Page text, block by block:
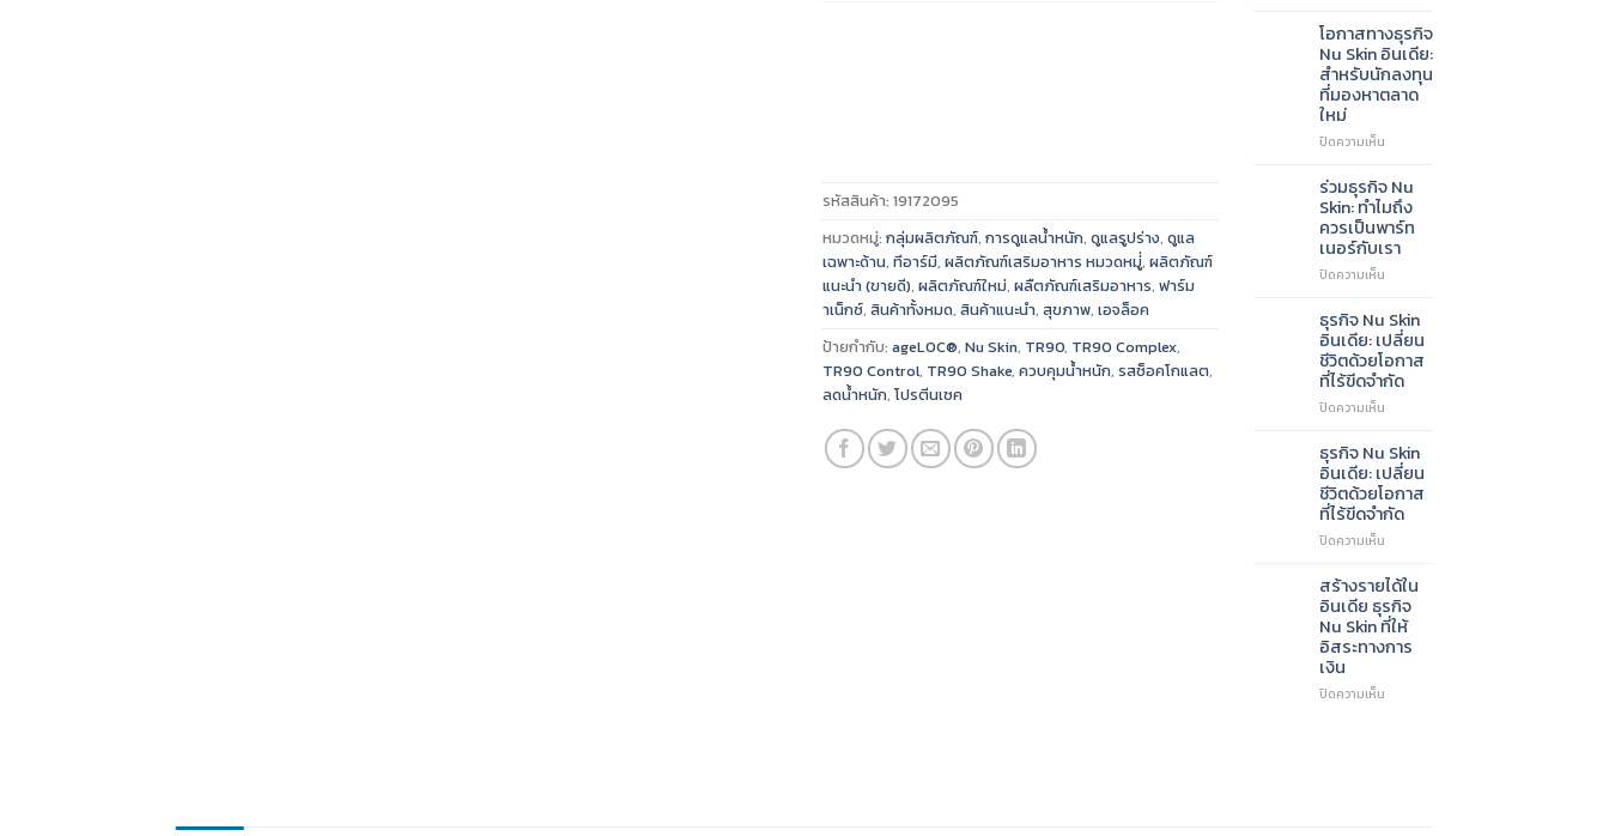
รหัสสินค้า: 19172095
หมวดหมู่: กลุ่มผลิตภัณฑ์, การดูแลน้ำหนัก, ดูแลรูปร่าง, ดูแล
เฉพาะด้าน, ทีอาร์มี, ผลิตภัณฑ์เสริมอาหาร หมวดหมู่่, ผลิตภัณฑ์
แนะนำ (ขายดี), ผลิตภัณฑ์ใหม่, ผลืตภัณฑ์เสริมอาหาร, ฟาร์ม
าเน็กซ์, สินค้าทั้งหมด, สินค้าแนะนำ, สุขภาพ, เอจล็อค
ป้ายกำกับ: ageLOC®, Nu Skin, TR90, TR90 Complex,
TR90 Control, TR90 Shake, ควบคุมน้ำหนัก, รสช็อคโกแลต,
ลดน้ำหนัก, โปรตีนเชค
Glowing
Skin
Skin®
Glow
Toner:
India’s
Essential
Radiant
&
Brighter
Skin
โอกาสทางธุรกิจ
Nu Skin อินเดีย:
สำหรับนักลงทุน
ที่มองหาตลาด
ใหม่
ปิดความเห็น
ทาง
ธุรกิจ
Nu
Skin
อินเดีย:
ลงทุน
ที่
มอง
หา
ตลาด
ร่วมธุรกิจ Nu
Skin: ทำไมถึง
ควรเป็นพาร์ท
เนอร์กับเรา
ปิดความเห็น
ธุรกิจ
Nu
Skin:
ทำไม
ถึง
พาร์
ท
เนอ
ร์
กับ
ธุรกิจ Nu Skin
อินเดีย: เปลี่ยน
ชีวิตด้วยโอกาส
ที่ไร้ขีดจำกัด
ปิดความเห็น
Nu
Skin
อินเดีย:
เปลี่ยน
ชีวิต
ที่
ไร้
ขีด
จำกัด
ธุรกิจ Nu Skin
อินเดีย: เปลี่ยน
ชีวิตด้วยโอกาส
ที่ไร้ขีดจำกัด
ปิดความเห็น
Nu
Skin
อินเดีย:
เปลี่ยน
ชีวิต
สร้างรายได้ใน
อินเดีย ธุรกิจ
Nu Skin ที่ให้
อิสระทางการ
เงิน
ปิดความเห็น